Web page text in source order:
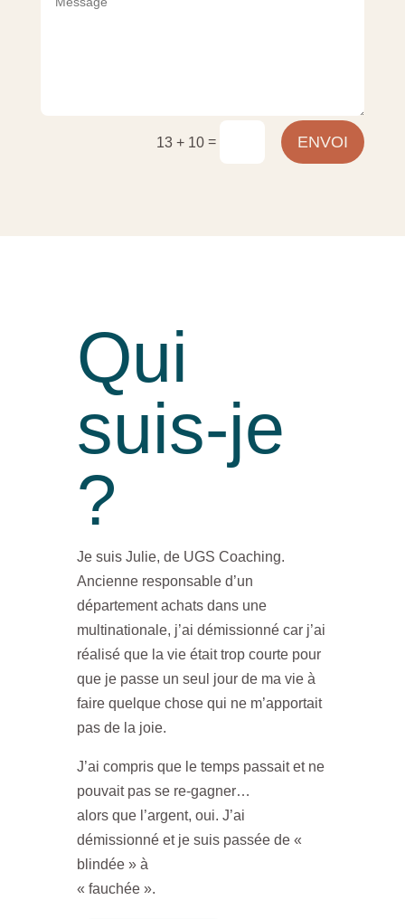
13 + 10 = ENVOI
Qui
suis-je
?
Je suis Julie, de UGS Coaching.
Ancienne responsable d’un
département achats dans une
multinationale, j’ai démissionné car j’ai
réalisé que la vie était trop courte pour
que je passe un seul jour de ma vie à
faire quelque chose qui ne m’apportait
pas de la joie.
J’ai compris que le temps passait et ne
pouvait pas se re-gagner…
alors que l’argent, oui. J’ai
démissionné et je suis passée de «
blindée » à
« fauchée ».